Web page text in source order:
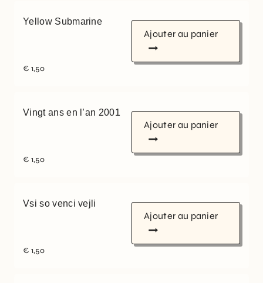
Yellow Submarine
€ 1,50
Ajouter au panier
Vingt ans en l’an 2001
€ 1,50
Ajouter au panier
Vsi so venci vejli
€ 1,50
Ajouter au panier